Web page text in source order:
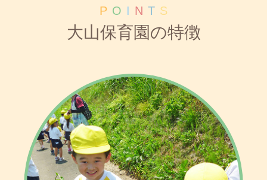
P O I N T S
大山保育園の特徴